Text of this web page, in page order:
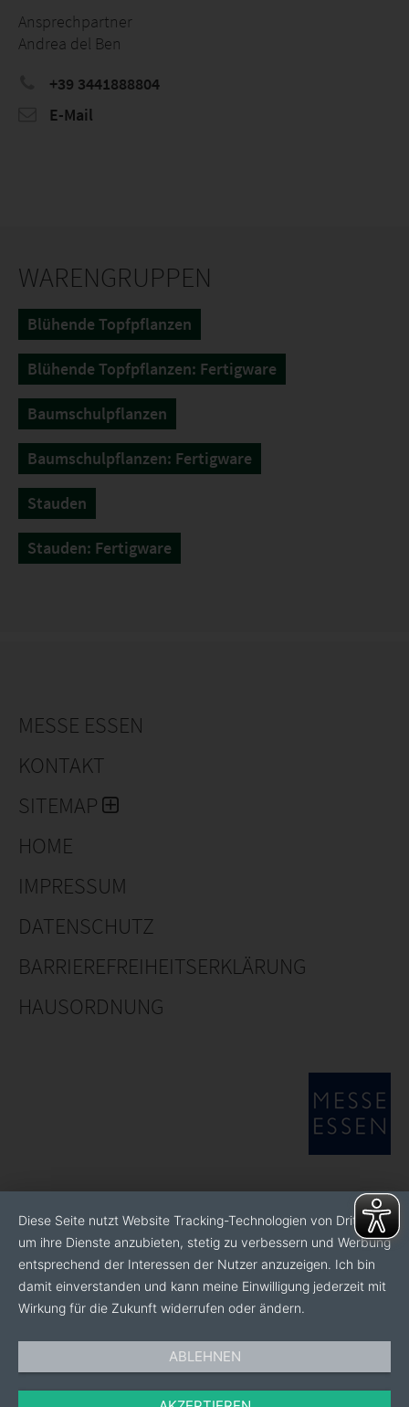
Ansprechpartner
Andrea del Ben
+39 3441888804
E-Mail
WARENGRUPPEN
Blühende Topfpflanzen
Blühende Topfpflanzen: Fertigware
Baumschulpflanzen
Baumschulpflanzen: Fertigware
Stauden
Stauden: Fertigware
MESSE ESSEN
KONTAKT
SITEMAP
HOME
IMPRESSUM
DATENSCHUTZ
BARRIEREFREIHEITSERKLÄRUNG
HAUSORDNUNG
Diese Seite nutzt Website Tracking-Technologien von Dritten,
um ihre Dienste anzubieten, stetig zu verbessern und Werbung
entsprechend der Interessen der Nutzer anzuzeigen. Ich bin
damit einverstanden und kann meine Einwilligung jederzeit mit
Wirkung für die Zukunft widerrufen oder ändern.
ABLEHNEN